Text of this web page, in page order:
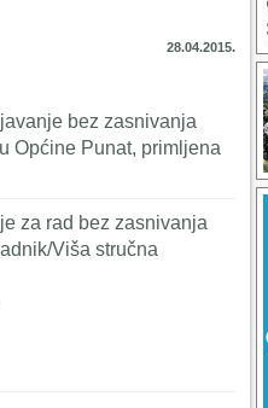
28.04.2015.
bez zasnivanja
Općine Punat, primljena
za rad bez zasnivanja
Viša stručna